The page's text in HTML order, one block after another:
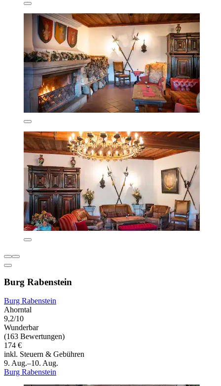
Burg Rabenstein
Burg Rabenstein
Ahorntal
9,2/10
Wunderbar
(163 Bewertungen)
174 €
inkl. Steuern & Gebühren
9. Aug.–10. Aug.
Burg Rabenstein